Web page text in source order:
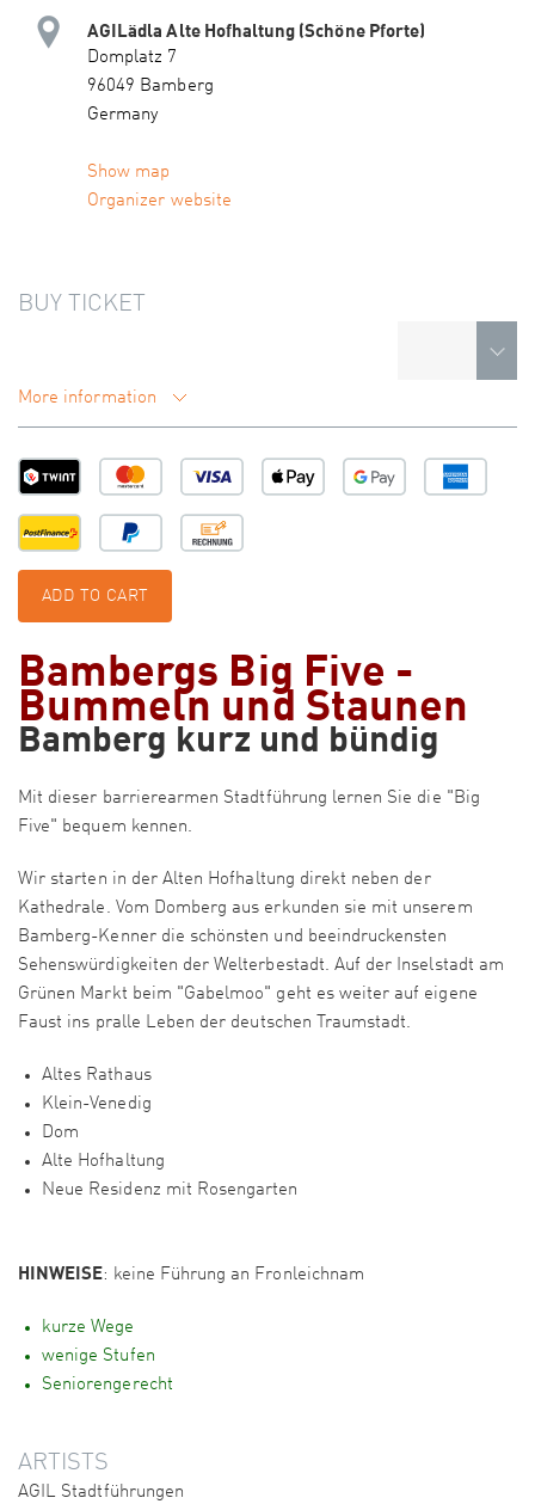
AGILädla Alte Hofhaltung (Schöne Pforte)
Domplatz 7
96049 Bamberg
Germany
Show map
Organizer website
BUY TICKET
More information
ADD TO CART
Bambergs Big Five -
Bummeln und Staunen
Bamberg kurz und bündig
Mit dieser barrierearmen Stadtführung lernen Sie die "Big
Five" bequem kennen.
Wir starten in der Alten Hofhaltung direkt neben der
Kathedrale. Vom Domberg aus erkunden sie mit unserem
Bamberg-Kenner die schönsten und beeindruckensten
Sehenswürdigkeiten der Welterbestadt. Auf der Inselstadt am
Grünen Markt beim "Gabelmoo" geht es weiter auf eigene
Faust ins pralle Leben der deutschen Traumstadt.
Altes Rathaus
Klein-Venedig
Dom
Alte Hofhaltung
Neue Residenz mit Rosengarten
HINWEISE: keine Führung an Fronleichnam
kurze Wege
wenige Stufen
Seniorengerecht
ARTISTS
AGIL Stadtführungen